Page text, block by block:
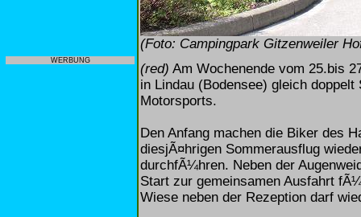
WERBUNG
(Foto: Campingpark Gitzenweiler
(red) Am Wochenende vom 25.bis
in Lindau (Bodensee) gleich
Motorsports.
Den Anfang machen die Biker des
diesjÃ¤hrigen Sommerausflug
durchfÃ¼hren. Neben der
Start zur gemeinsamen Ausfahrt
Wiese neben der Rezeption darf